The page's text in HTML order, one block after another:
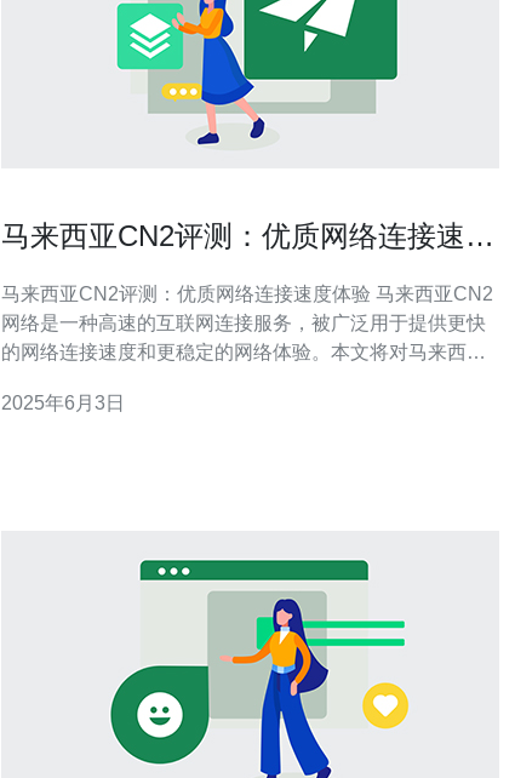
马来西亚CN2评测：优质网络连接速度
马来西亚CN2评测：优质网络连接速度体验 马来西亚CN2
网络是一种高速的互联网连接服务，被广泛用于提供更快
的网络连接速度和更稳定的网络体验。本文将对马来西亚
进行评测之前，我们搭建了一个临时的测试环境，包括多
2025年6月3日